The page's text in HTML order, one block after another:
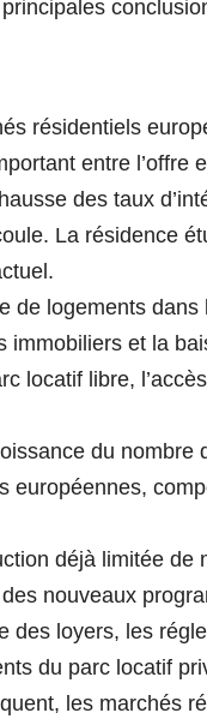
résidentiels
entre l’offre
des taux
La résidence
de logements
immobiliers et la
locatif libre,
du nombre
européennes,
déjà limitée de
nouveaux
des loyers, les
du parc locatif
les marchés